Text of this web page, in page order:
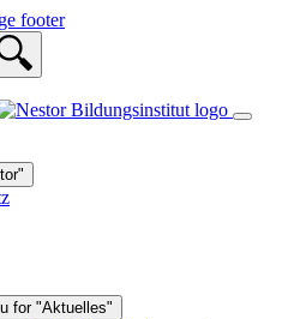
footer
for "Aktuelles"